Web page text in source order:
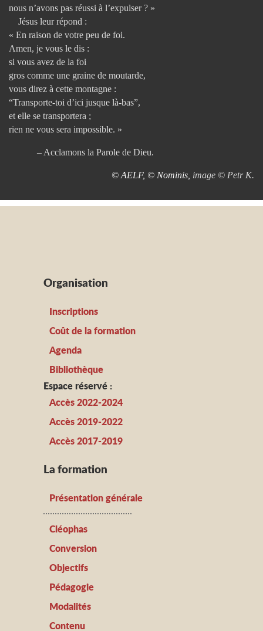
nous n’avons pas réussi à l’expulser ? »
Jésus leur répond :
« En raison de votre peu de foi.
Amen, je vous le dis :
si vous avez de la foi
gros comme une graine de moutarde,
vous direz à cette montagne :
“Transporte-toi d’ici jusque là-bas”,
et elle se transportera ;
rien ne vous sera impossible. »
– Acclamons la Parole de Dieu.
© AELF, © Nominis , image © Petr K.
Organisation
Inscriptions
Coût de la formation
Agenda
Bibliothèque
Espace réservé :
Accès 2022-2024
Accès 2019-2022
Accès 2017-2019
La formation
Présentation générale
Cléophas
Conversion
Objectifs
Pédagogie
Modalités
Contenu